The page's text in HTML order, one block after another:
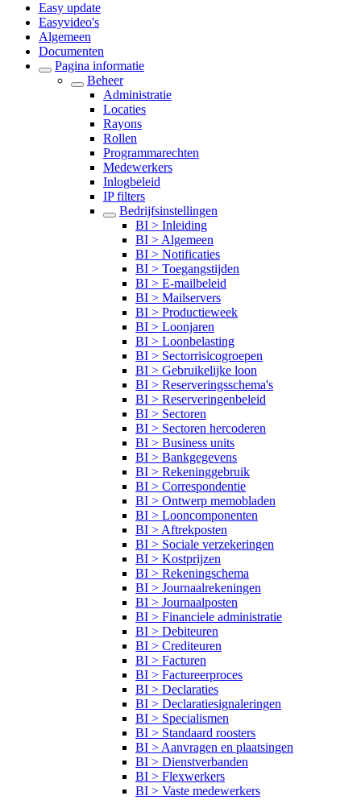
Easy update
Easyvideo's
Algemeen
Documenten
Pagina informatie
Beheer
Administratie
Locaties
Rayons
Rollen
Programmarechten
Medewerkers
Inlogbeleid
IP filters
Bedrijfsinstellingen
BI > Inleiding
BI > Algemeen
BI > Notificaties
BI > Toegangstijden
BI > E-mailbeleid
BI > Mailservers
BI > Productieweek
BI > Loonjaren
BI > Loonbelasting
BI > Sectorrisicogroepen
BI > Gebruikelijke loon
BI > Reserveringsschema's
BI > Reserveringenbeleid
BI > Sectoren
BI > Sectoren hercoderen
BI > Business units
BI > Bankgegevens
BI > Rekeninggebruik
BI > Correspondentie
BI > Ontwerp memobladen
BI > Looncomponenten
BI > Aftrekposten
BI > Sociale verzekeringen
BI > Kostprijzen
BI > Rekeningschema
BI > Journaalrekeningen
BI > Journaalposten
BI > Financiele administratie
BI > Debiteuren
BI > Crediteuren
BI > Facturen
BI > Factureerproces
BI > Declaraties
BI > Declaratiesignaleringen
BI > Specialismen
BI > Standaard roosters
BI > Aanvragen en plaatsingen
BI > Dienstverbanden
BI > Flexwerkers
BI > Vaste medewerkers